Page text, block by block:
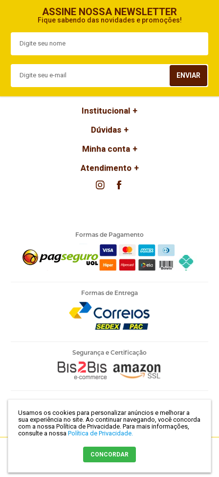
Usamos os cookies para personalizar anúncios e melhorar a
sua experiência no site. Ao continuar navegando, você concorda
com a nossa Política de Privacidade. Para mais informações,
consulte a nossa Política de Privacidade.
CONCORDAR
ASSINE NOSSA NEWSLETTER
Fique sabendo das novidades e promoções!
ENVIAR
Institucional
Dúvidas
Minha conta
Atendimento
Formas de Pagamento
Formas de Entrega
Segurança e Certificação
Março, 786 - Centro | São Paulo-SP | CEP 01021-100
com a melhor empresa de e-commerce do
Brasil.